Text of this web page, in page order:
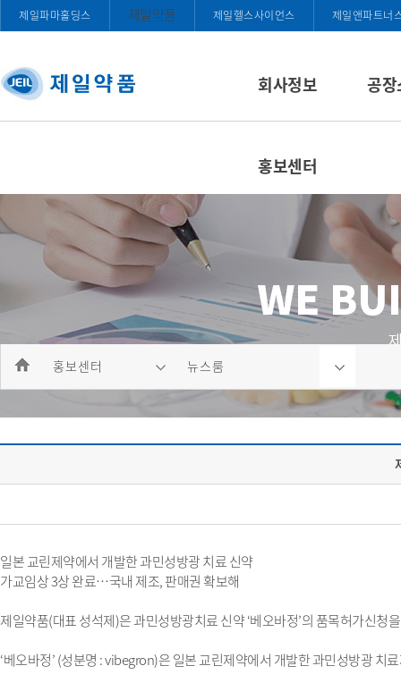
제일파마홀딩스 제일약품 제일헬스사이언스 제일앤파트너
회사정보 공
홍보센터
홍보센터 뉴스룸
일본 교린제약에서 개발한 과민성방광 치료 신약
가교임상 3상 완료…국내 제조, 판매권 확보해
제일약품(대표 성석제)은 과민성방광치료 신약 ‘베오바정’의 품목허가신청
‘베오바정’ (성분명 : vibegron)은 일본 교린제약에서 개발한 과민성방광